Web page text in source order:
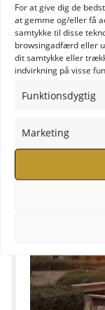
For at give dig de
at gemme og/eller få
samtykke til disse
browsingadfærd eller
dit samtykke eller
indvirkning på visse
Funktionsdygtig
Marketing
Det er et
begrænset
tid, så du er